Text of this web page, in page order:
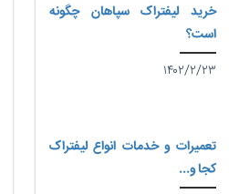
خرید لیفتراک سپاهان چگونه
است؟
۱۴۰۲/۲/۲۳
تعمیرات و خدمات انواع لیفتراک
کجا و...